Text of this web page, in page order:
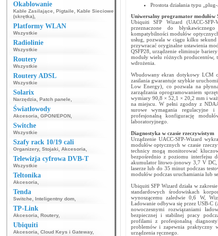
Okablowanie
Kable Zasilające Pigtaile
Kable Sieciowe
(skrętka)
Platformy WLAN
Wszystkie
Radiolinie
Wszystkie
Routery
Wszystkie
Routery ADSL
Wszystkie
Solarix
Narzędzia Patch panele
Światłowody
Akcesoria GPON/EPON
Switche
Wszystkie
Szafy rack 10/19 cali
Organizery, Stojaki Akcesoria
Telewizja cyfrowa DVB-T
Wszystkie
Teltonika
Akcesoria
Tenda
Switche Inteligentny dom
TP-Link
Akcesoria Routery,
Ubiquiti
Akcesoria Cloud Keys i Gateway,
Prostota działania typu
Uniwersalny programator modułów
Ubiquiti SFP Wizard (UACC-
przeznaczone do
kompatybilności modułów
usług, pozwala w ciągu kilku
przywracać oryginalne ustawienia
QSFP28, urządzenie eliminuje
moduły wielu różnych producentów,
wdrożenia.
Wbudowany ekran dotykowy LCM
zasilania gwarantuje szybkie
Low Energy), co pozwala na
zarządzania oprogramowaniem
wymiary 90,8 × 52,1 × 20,2 mm i
na miejscu. W pełni zgodny z
surowe wymagania regulacyjne i
profesjonalną konfigurację
laboratoryjnego.
Diagnostyka w czasie rzeczywistym
Urządzenie UACC-SFP-Wizard
modułów optycznych w czasie
technicy mogą monitorować
bezpośrednio z poziomu interfejsu
akumulator litowo-jonowy 3,7 V DC,
laserze lub do 35 minut podczas
modułów podczas uruchamiania lub
Ubiquiti SFP Wizard działa w
standardowych środowiskach
wynoszącemu zaledwie 0,6 W,
Ładowanie odbywa się przez USB-C
nowoczesnymi rozwiązaniami
bezpiecznej i stabilnej pracy
profilami z profesjonalną
problemów i zapewnia praktyczny
urządzenia ręcznego.